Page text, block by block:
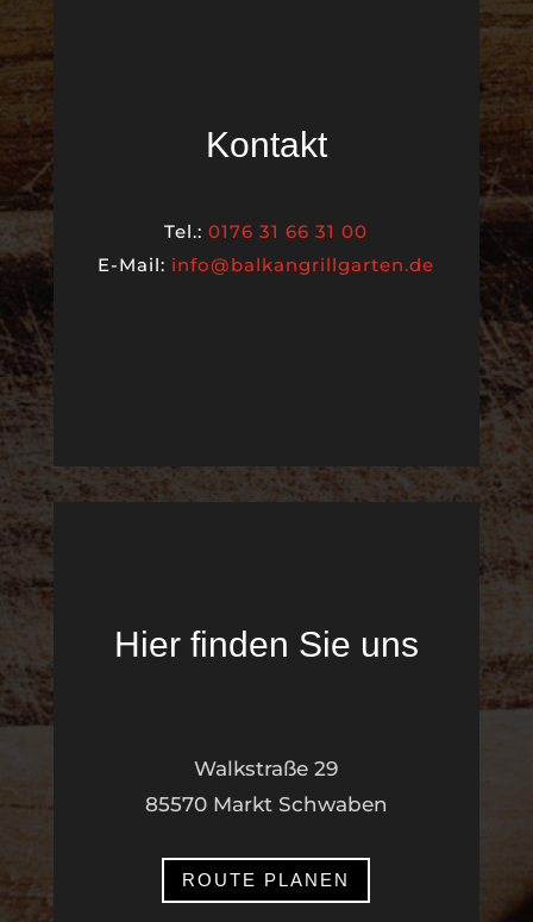
Kontakt
Tel.:0176 31 66 31 00
E-Mail: info@balkangrillgarten.de
Hier finden Sie uns
Walkstraße 29
85570 Markt Schwaben
ROUTE PLANEN